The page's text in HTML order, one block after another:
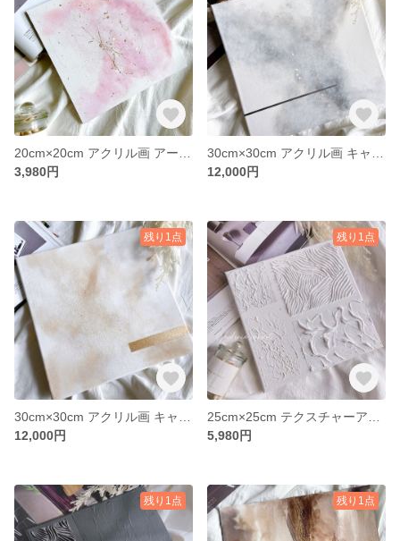
3,980円
12,000円
残り1点
12,000円
残り1点
5,980円
残り1点 残り1点